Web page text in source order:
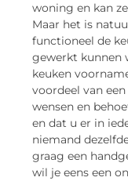
woning en kan
Maar het is
functioneel de
gewerkt kunnen
keuken
voordeel van
wensen en
en dat u er in
niemand
graag een
wil je eens een